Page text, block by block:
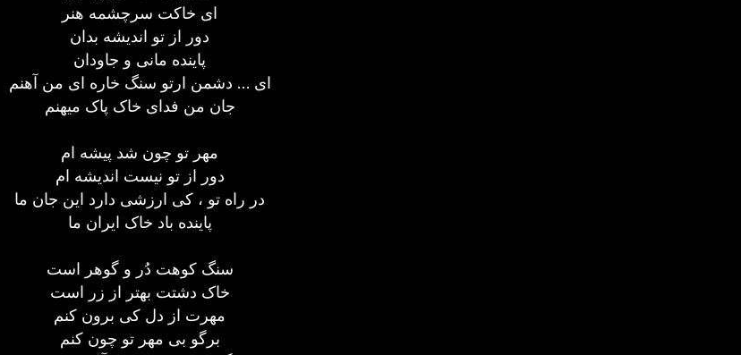
ای خاکت سرچشمه هنر
دور از تو اندیشه بدان
پاینده مانی و جاودان
ای … دشمن ارتو سنگ خاره ای من آهنم
جان من فدای خاک پاک میهنم
مهر تو چون شد پیشه ام
دور از تو نیست اندیشه ام
در راه تو ، کی ارزشی دارد این جان ما
پاینده باد خاک ایران ما
سنگ کوهت دُر و گوهر است
خاک دشتت بهتر از زر است
مهرت از دل کی برون کنم
برگو بی مهر تو چون کنم